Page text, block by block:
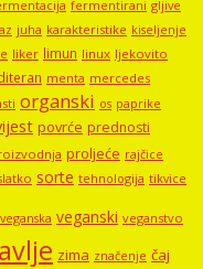
fermentirani gljive
juha karakteristike kiseljenje
liker limun linux ljekovito
menta mercedes
organski os paprike
povrće prednosti
proljeće rajčice
sorte tehnologija tikvice
veganska veganski veganstvo
zima značenje čaj